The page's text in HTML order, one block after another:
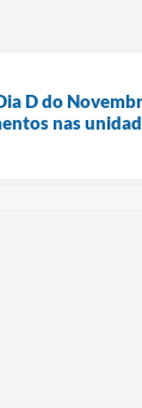
D do
nas